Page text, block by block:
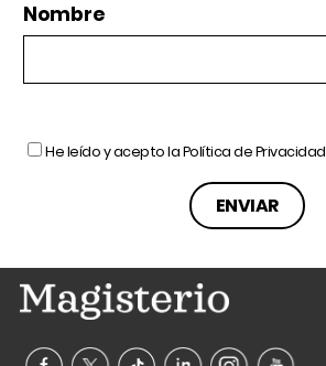
Nombre
He leído y acepto laPolítica de Privacidad